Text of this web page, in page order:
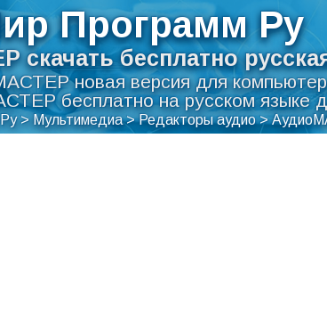
Программ Ру
скачать бесплатно
новая версия для
бесплатно на русском языке
> Мультимедиа>Редакторы аудио>